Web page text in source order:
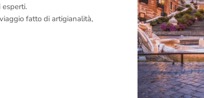
esperti.
fatto di artigianalità,